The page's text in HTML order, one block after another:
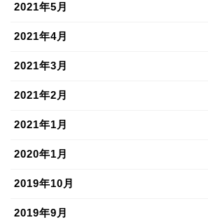
2021年5月
2021年4月
2021年3月
2021年2月
2021年1月
2020年1月
2019年10月
2019年9月